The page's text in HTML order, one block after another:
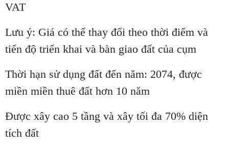
VAT
Lưu ý: Giá có thể thay đổi theo thời điểm và
tiến độ triển khai và bàn giao đất của cụm
Thời hạn sử dụng đất đến năm: 2074, được
miền miền thuê đất hơn 10 năm
Được xây cao 5 tầng và xây tối đa 70% diện
tích đất